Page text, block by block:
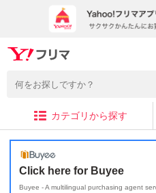
カテゴリから探す
Click here for Buyee
Buyee - A multilingual purchasing agent